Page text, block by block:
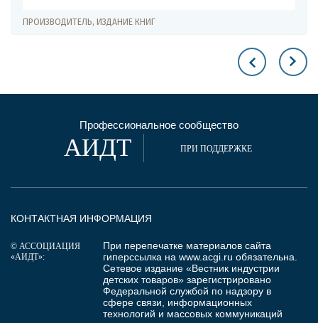
ПРОИЗВОДИТЕЛЬ, ИЗДАНИЕ КНИГ
Профессиональное сообщество
АИДТ ПРИ ПОДДЕРЖКЕ
КОНТАКТНАЯ ИНФОРМАЦИЯ
© АССОЦИАЦИЯ
«АИДТ»:
При перепечатке материалов сайта
гиперссылка на www.acgi.ru обязательна.
Сетевое издание «Вестник индустрии
детских товаров» зарегистрировано
Федеральной службой по надзору в
сфере связи, информационных
технологий и массовых коммуникаций